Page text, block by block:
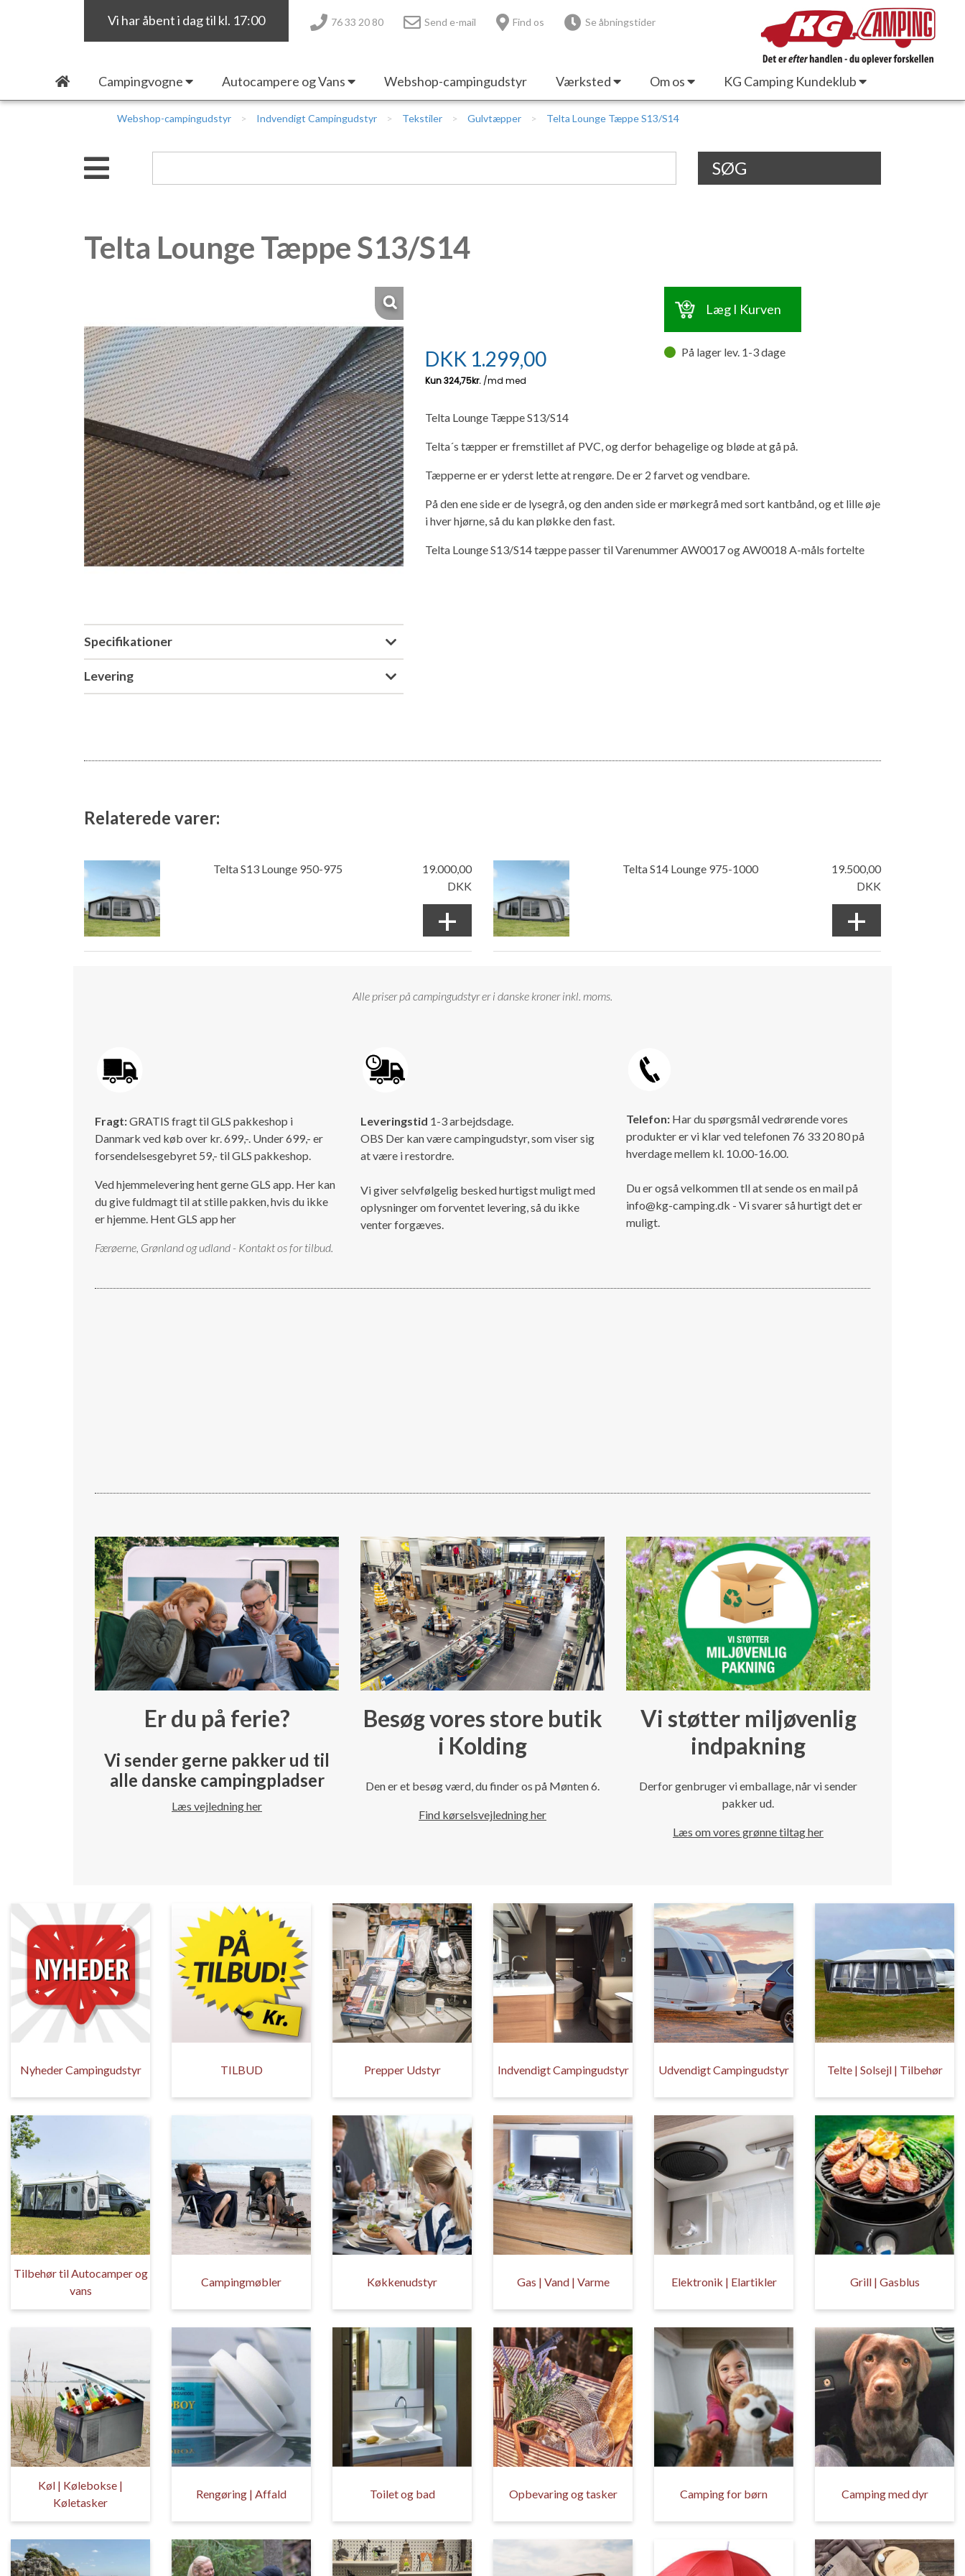
Vi har åbent i dag til kl. 17:00 76 33 20 80 Send e-mail Find os Se åbningstider
Campingvogne Autocampere og Vans Webshop-campingudstyr Værksted Om os KG Camping Kundeklub
Webshop-campingudstyr Indvendigt Campingudstyr Tekstiler Gulvtæpper Telta Lounge Tæppe S13/S14
SØG
Telta Lounge Tæppe S13/S14
Specifikationer
Levering
Læg I Kurven
DKK 1.299,00 På lager lev. 1-3 dage
Telta Lounge Tæppe S13/S14
Telta´s tæpper er fremstillet af PVC, og derfor behagelige og bløde at gå på.
Tæpperne er er yderst lette at rengøre. De er 2 farvet og vendbare.
På den ene side er de lysegrå, og den anden side er mørkegrå med sort kantbånd, og et lille øje
i hver hjørne, så du kan pløkke den fast.
Telta Lounge S13/S14 tæppe passer til Varenummer AW0017 og AW0018 A-måls fortelte
Relaterede varer:
Telta S13 Lounge 950-975
19.000,00
DKK
+
Telta S14 Lounge 975-1000
19.500,00
DKK
+
Alle priser på campingudstyr er i danske kroner inkl. moms.
Fragt:GRATIS fragt til GLS pakkeshop i
Danmark ved køb over kr. 699,-. Under 699,- er
forsendelsesgebyret 59,- til GLS pakkeshop.
Ved hjemmelevering hent gerne GLS app. Her kan
du give fuldmagt til at stille pakken, hvis du ikke
er hjemme. Hent GLS app her
Færøerne, Grønland og udland - Kontakt os for tilbud.
Leveringstid 1-3 arbejdsdage.
OBS Der kan være campingudstyr, som viser sig
at være i restordre.
Vi giver selvfølgelig besked hurtigst muligt med
oplysninger om forventet levering, så du ikke
venter forgæves.
Telefon: Har du spørgsmål vedrørende vores
produkter er vi klar ved telefonen 76 33 20 80 på
hverdage mellem kl. 10.00-16.00.
Du er også velkommen tll at sende os en mail på
info@kg-camping.dk - Vi svarer så hurtigt det er
muligt.
Er du på ferie?
Vi sender gerne pakker ud til
alle danske campingpladser
Læs vejledning her
Besøg vores store butik
i Kolding
Den er et besøg værd, du finder os på Mønten 6.
Find kørselsvejledning her
Vi støtter miljøvenlig
indpakning
Derfor genbruger vi emballage, når vi sender
pakker ud.
Læs om vores grønne tiltag her
Nyheder Campingudstyr TILBUD Prepper Udstyr Indvendigt Campingudstyr Udvendigt Campingudstyr Telte | Solsejl | Tilbehør
Tilbehør til Autocamper og
vans
Campingmøbler Køkkenudstyr Gas | Vand | Varme Elektronik | Elartikler Grill | Gasblus
Køl | Kølebokse |
Køletasker
Rengøring | Affald Toilet og bad Opbevaring og tasker Camping for børn Camping med dyr